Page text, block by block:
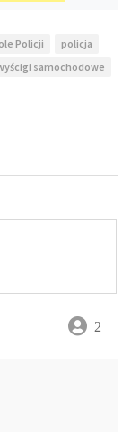
Policji
policja
samochodowe
2